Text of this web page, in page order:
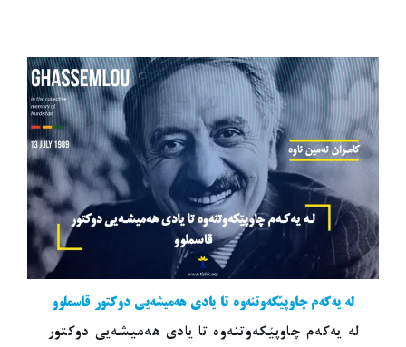
لە یەکەم چاوپێکەوتنەوە تا یادی هەمیشەیی دوکتور قاسملوو
لە یەکەم چاوپێکەوتنەوە تا یادی هەمیشەیی دوکتور